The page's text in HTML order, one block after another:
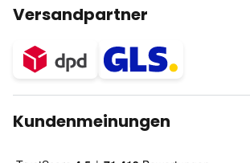
Versandpartner
Kundenmeinungen